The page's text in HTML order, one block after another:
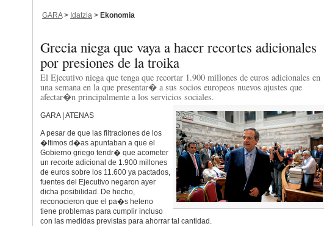
GARA> Idatzia > Ekonomia
Grecia niega que vaya a hacer recortes adicionales
por presiones de la troika
El Ejecutivo niega que tenga que recortar 1.900 millones de euros adicionales en
una semana en la que presentar� a sus socios europeos nuevos ajustes que
afectar�n principalmente a los servicios sociales.
GARA | ATENAS
A pesar de que las filtraciones de los
�ltimos d�as apuntaban a que el
Gobierno griego tendr� que acometer
un recorte adicional de 1.900 millones
de euros sobre los 11.600 ya pactados,
fuentes del Ejecutivo negaron ayer
dicha posibilidad. De hecho,
reconocieron que el pa�s heleno
tiene problemas para cumplir incluso
con las medidas previstas para ahorrar tal cantidad.